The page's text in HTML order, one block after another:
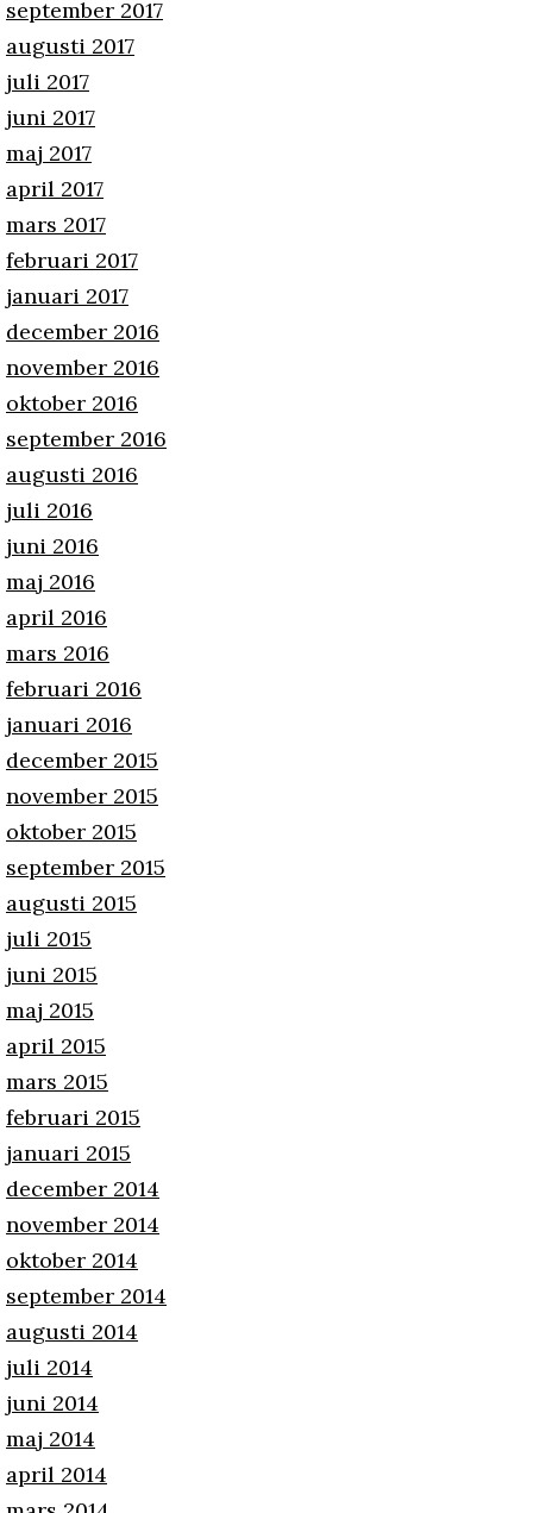
september 2017
augusti 2017
juli 2017
juni 2017
maj 2017
april 2017
mars 2017
februari 2017
januari 2017
december 2016
november 2016
oktober 2016
september 2016
augusti 2016
juli 2016
juni 2016
maj 2016
april 2016
mars 2016
februari 2016
januari 2016
december 2015
november 2015
oktober 2015
september 2015
augusti 2015
juli 2015
juni 2015
maj 2015
april 2015
mars 2015
februari 2015
januari 2015
december 2014
november 2014
oktober 2014
september 2014
augusti 2014
juli 2014
juni 2014
maj 2014
april 2014